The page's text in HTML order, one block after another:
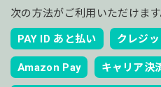
次の方法がご利用いただけます
PAY ID あと払い クレジ
Amazon Pay キャリア決